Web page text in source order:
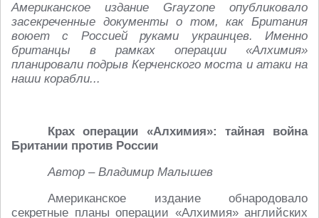
Американское издание Grayzone опубликовало
засекреченные документы о том, как Британия
воюет с Россией руками украинцев. Именно
британцы в рамках операции «Алхимия»
планировали подрыв Керченского моста и атаки на
наши корабли...
Крах операции «Алхимия»: тайная война
Британии против России
Автор – Владимир Малышев
Американское издание обнародовало
секретные планы операции «Алхимия» английских